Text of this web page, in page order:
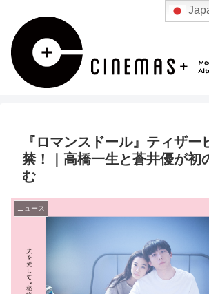
『ロマンスドール』ティザー
禁！｜高橋一生と蒼井優が初
む
ニュース